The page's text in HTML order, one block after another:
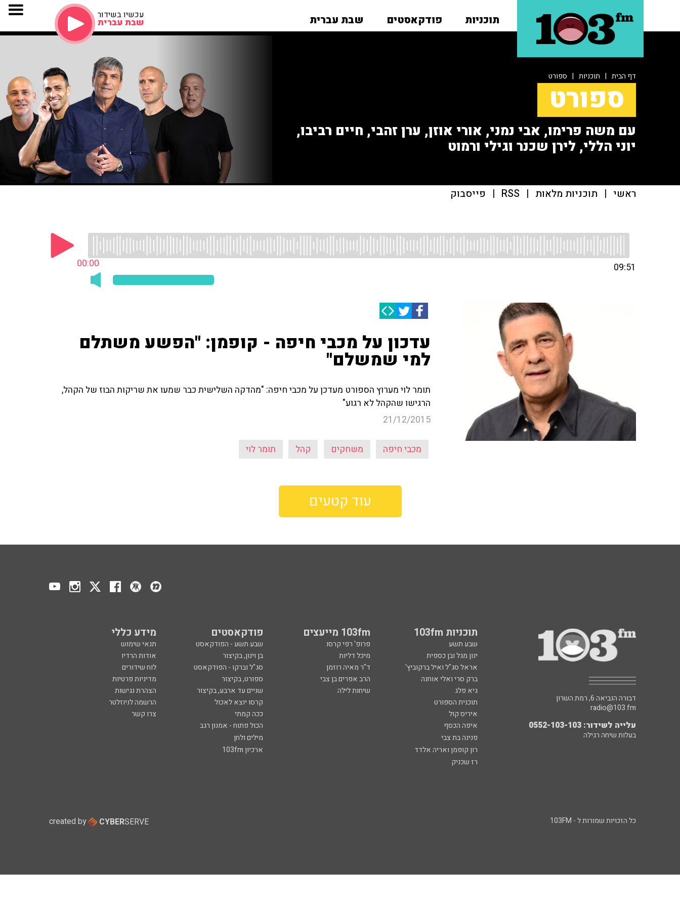
תוכניות פודקאסטים שבת עברית עכשיו בשידור
שבת עברית
דף הבית | תוכניות | ספורט
ספורט
עם משה פרימו, אבי נמני, אורי אוזן, ערן זהבי, חיים רביבו,
יוני הללי, לירן שכנר וגילי ורמוט
ראשי | תוכניות מלאות |
RSS
| פייסבוק
00:00 09:51
עדכון על מכבי חיפה - קופמן: "הפשע משתלם
למי שמשלם"
תומר לוי מערוץ הספורט מעדכן על מכבי חיפה: "מהדקה השלישית כבר שמעו את שריקות הבוז של הקהל,
הרגישו שהקהל לא רגוע"
21/12/2015
מכבי חיפה משחקים קהל תומר לוי
עוד קטעים
תוכניות 103fm 103fm מייעצים פודקאסטים מידע כללי
שבע תשע פרופ' רפי קרסו שבע תשע - הפודקאסט
תנאי שימוש
ינון מגל ובן כספית
מיכל דליות בן וינון, בקיצור
אודות הרדיו
אראל סג"ל ואיל ברקוביץ'
ד"ר מאיה רוזמן סג"ל וברקו - הפודקאסט
לוח שידורים
ברק סרי ואלי אוחנה
הרב אפרים בן צבי ספורט, בקיצור
מדיניות פרטיות
גיא פלג
שיחות לילה שניים עד ארבע, בקיצור
הצהרת נגישות
תוכנית הספורט
קרסו יוצא לאכול
הרשמה לניוזלטר
איריס קול
ככה קמתי
צרו קשר
איפה הכסף
הכול פתוח - אמנון רגב
פנינה בת צבי
מילים ולחן
רון קופמן ואריה אלדד
ארכיון 103fm
רז שכניק
דבורה הנביאה 6, רמת השרון
radio@103.fm
עלייה לשידור: 0552-103-103
בעלות שיחה רגילה
כל הזכויות שמורות ל - 103FM created by CYBERSERVE